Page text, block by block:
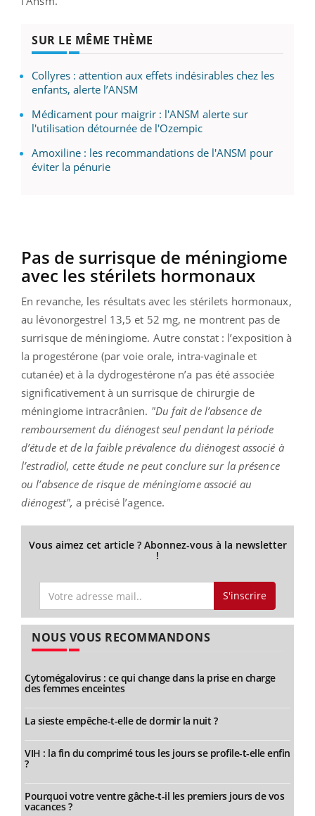
SUR LE MÊME THÈME
Collyres : attention aux effets indésirables chez les
enfants, alerte l’ANSM
Médicament pour maigrir : l'ANSM alerte sur
l'utilisation détournée de l'Ozempic
Amoxiline : les recommandations de l'ANSM pour
éviter la pénurie
Pas de surrisque de méningiome
avec les stérilets hormonaux
En revanche, les résultats avec les stérilets hormonaux,
au lévonorgestrel 13,5 et 52 mg, ne montrent pas de
surrisque de méningiome. Autre constat : l’exposition à
la progestérone (par voie orale, intra-vaginale et
cutanée) et à la dydrogestérone n’a pas été associée
significativement à un surrisque de chirurgie de
méningiome intracrânien. "Du fait de l’absence de
remboursement du diénogest seul pendant la période
d’étude et de la faible prévalence du diénogest associé à
l’estradiol, cette étude ne peut conclure sur la présence
ou l’absence de risque de méningiome associé au
diénogest", a précisé l’agence.
Vous aimez cet article ? Abonnez-vous à la newsletter
!
S'inscrire
NOUS VOUS RECOMMANDONS
Cytomégalovirus : ce qui change dans la prise en charge
des femmes enceintes
La sieste empêche-t-elle de dormir la nuit ?
VIH : la fin du comprimé tous les jours se profile-t-elle enfin
?
Pourquoi votre ventre gâche-t-il les premiers jours de vos
vacances ?